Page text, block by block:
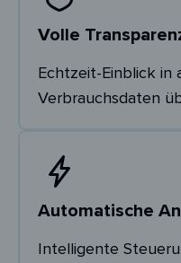
Volle
Echtzeit-Einblick in
Verbrauchsdaten
Automatische
Intelligente